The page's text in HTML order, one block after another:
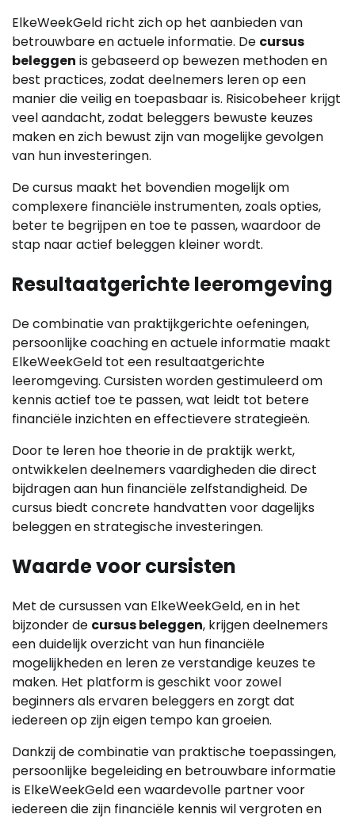
ElkeWeekGeld richt zich op het aanbieden van
betrouwbare en actuele informatie. De cursus
beleggen is gebaseerd op bewezen methoden en
best practices, zodat deelnemers leren op een
manier die veilig en toepasbaar is. Risicobeheer krijgt
veel aandacht, zodat beleggers bewuste keuzes
maken en zich bewust zijn van mogelijke gevolgen
van hun investeringen.
De cursus maakt het bovendien mogelijk om
complexere financiële instrumenten, zoals opties,
beter te begrijpen en toe te passen, waardoor de
stap naar actief beleggen kleiner wordt.
Resultaatgerichte leeromgeving
De combinatie van praktijkgerichte oefeningen,
persoonlijke coaching en actuele informatie maakt
ElkeWeekGeld tot een resultaatgerichte
leeromgeving. Cursisten worden gestimuleerd om
kennis actief toe te passen, wat leidt tot betere
financiële inzichten en effectievere strategieën.
Door te leren hoe theorie in de praktijk werkt,
ontwikkelen deelnemers vaardigheden die direct
bijdragen aan hun financiële zelfstandigheid. De
cursus biedt concrete handvatten voor dagelijks
beleggen en strategische investeringen.
Waarde voor cursisten
Met de cursussen van ElkeWeekGeld, en in het
bijzonder de cursus beleggen, krijgen deelnemers
een duidelijk overzicht van hun financiële
mogelijkheden en leren ze verstandige keuzes te
maken. Het platform is geschikt voor zowel
beginners als ervaren beleggers en zorgt dat
iedereen op zijn eigen tempo kan groeien.
Dankzij de combinatie van praktische toepassingen,
persoonlijke begeleiding en betrouwbare informatie
is ElkeWeekGeld een waardevolle partner voor
iedereen die zijn financiële kennis wil vergroten en